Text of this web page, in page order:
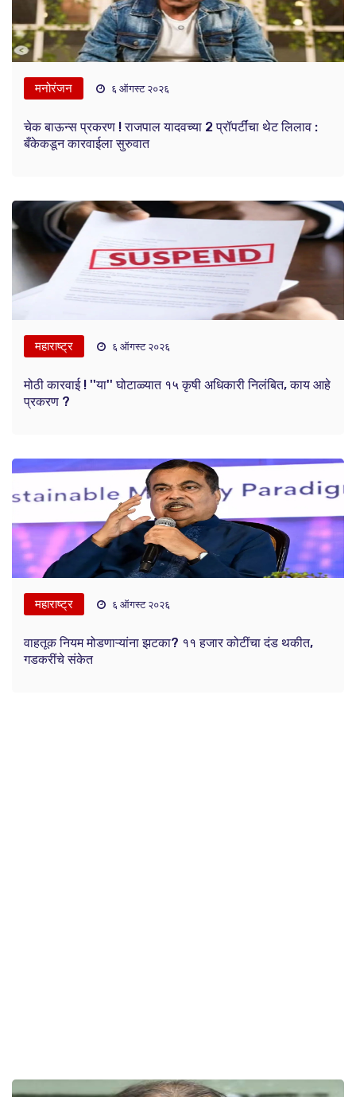
मनोरंजन ६ ऑगस्ट २०२६
चेक बाऊन्स प्रकरण ! राजपाल यादवच्या 2 प्रॉपर्टींचा थेट लिलाव :
बँकेकडून कारवाईला सुरुवात
महाराष्ट्र ६ ऑगस्ट २०२६
मोठी कारवाई ! ''या'' घोटाळ्यात १५ कृषी अधिकारी निलंबित, काय आहे
प्रकरण ?
महाराष्ट्र ६ ऑगस्ट २०२६
वाहतूक नियम मोडणाऱ्यांना झटका? ११ हजार कोटींचा दंड थकीत,
गडकरींचे संकेत